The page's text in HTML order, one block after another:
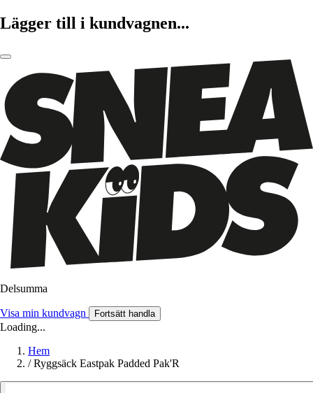
Lägger till i kundvagnen...
Delsumma
Visa min kundvagn Fortsätt handla
Loading...
Hem
/ Ryggsäck Eastpak Padded Pak'R